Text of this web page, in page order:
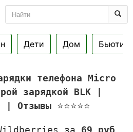
Дети Дом Бьюти
телефона Micro
зарядкой BLK |
| Отзывы ⭐⭐⭐⭐⭐
за 69 руб